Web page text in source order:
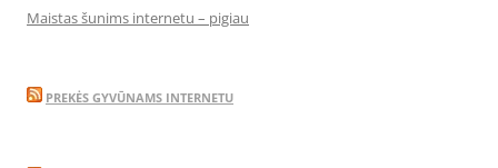
Maistas šunims internetu – pigiau
PREKĖS GYVŪNAMS INTERNETU